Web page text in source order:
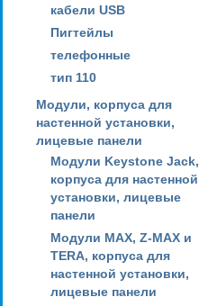
кабели USB
Пигтейлы
телефонные
тип 110
Модули, корпуса для
настенной установки,
лицевые панели
Модули Keystone Jack,
корпуса для настенной
установки, лицевые
панели
Модули MAX, Z-MAX и
TERA, корпуса для
настенной установки,
лицевые панели